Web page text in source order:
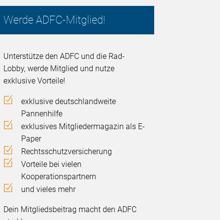
Werde ADFC-Mitglied!
Unterstütze den ADFC und die Rad-
Lobby, werde Mitglied und nutze
exklusive Vorteile!
exklusive deutschlandweite
Pannenhilfe
exklusives Mitgliedermagazin als E-
Paper
Rechtsschutzversicherung
Vorteile bei vielen
Kooperationspartnern
und vieles mehr
Dein Mitgliedsbeitrag macht den ADFC